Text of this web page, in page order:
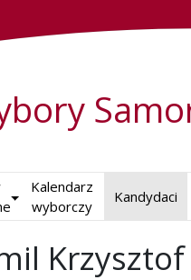
Kalendarz
wyborczy
Kandydaci
Krzysztof